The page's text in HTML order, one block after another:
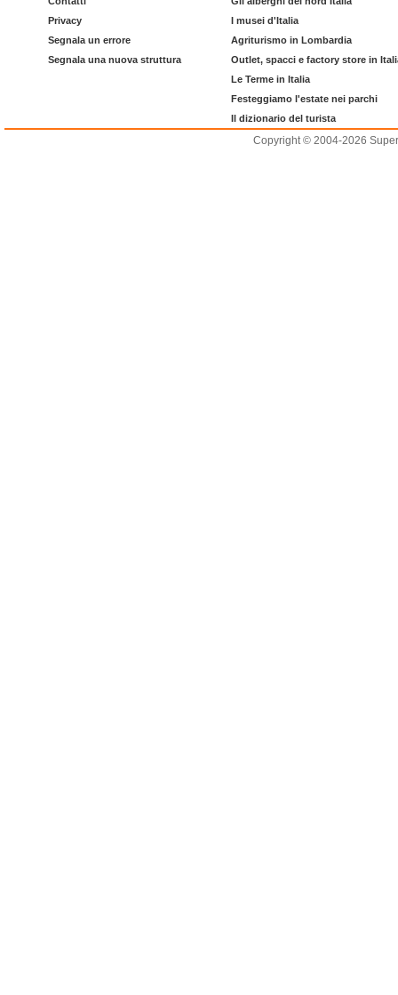
Privacy
Segnala un errore
Segnala una nuova struttura
I musei d'Italia
Agriturismo in Lombardia
Outlet, spacci e factory store in
Le Terme in Italia
Festeggiamo l'estate nei parchi
Il dizionario del turista
Copyright © 2004-2026